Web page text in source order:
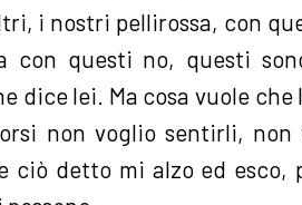
i nostri pellirossa, con
con questi no, questi
dice lei. Ma cosa vuole
non voglio sentirli,
ciò detto mi alzo ed esco,